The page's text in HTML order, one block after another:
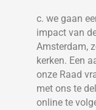
c. we gaan
impact van
Amsterdam,
kerken. Een
onze Raad
met ons te
online te